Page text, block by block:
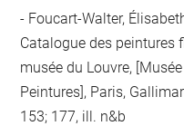
Foucart-Walter,
Catalogue des peintures
musée du Louvre,
Peintures], Paris,
153; 177, ill. n&b